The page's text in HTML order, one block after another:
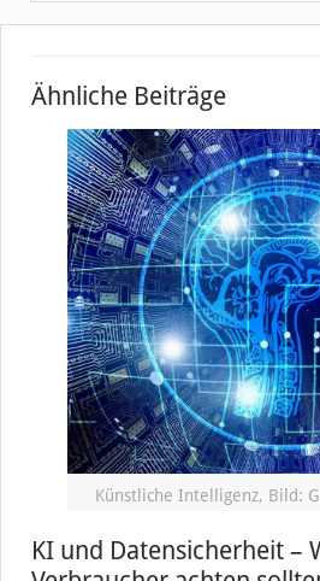
Ähnliche Beiträge
Künstliche Intelligenz, Bild:
KI und Datensicherheit –